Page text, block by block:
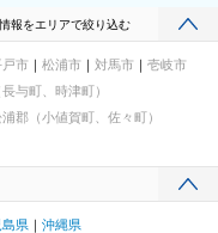
報をエリアで絞り込む
戸市 松浦市 対馬市
壱岐市
与町、時津町）
郡（小値賀町、佐々町）
島県 沖縄県